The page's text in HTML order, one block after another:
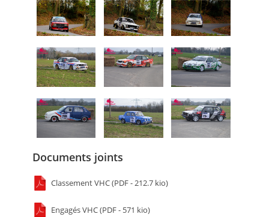
Documents joints
Classement VHC (PDF - 212.7 kio)
Engagés VHC (PDF - 571 kio)